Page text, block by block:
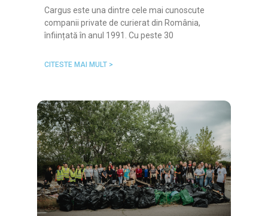
Cargus este una dintre cele mai cunoscute
companii private de curierat din România,
înființată în anul 1991. Cu peste 30
CITESTE MAI MULT >